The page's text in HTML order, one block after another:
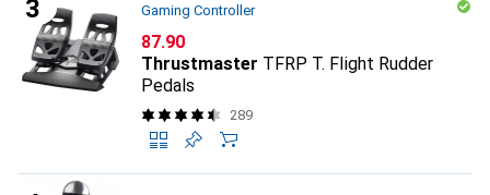
Gaming Controller
CHF
87.90
Thrustmaster TFRP T. Flight Rudder
Pedals
289